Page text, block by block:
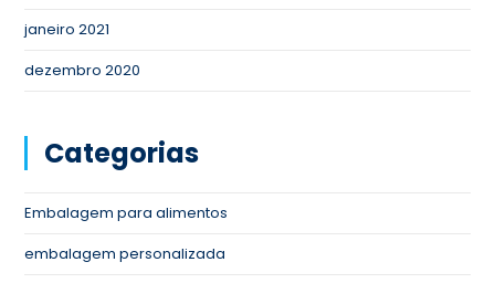
janeiro 2021
dezembro 2020
Categorias
Embalagem para alimentos
embalagem personalizada